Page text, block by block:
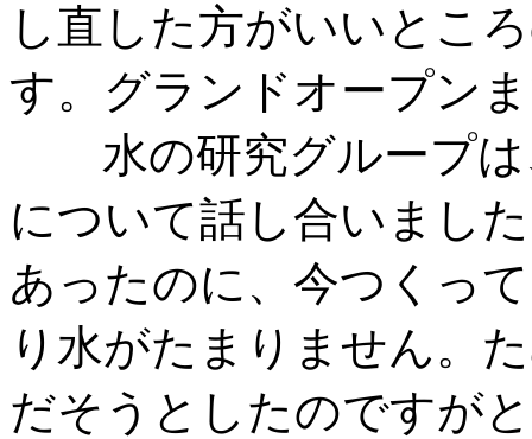
し直した方がいいとこ
す。グランドオープン
水の研究グループは
について話し合いまし
あったのに、今つくっ
り水がたまりません。
だそうとしたのですが